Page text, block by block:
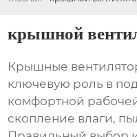
крышной
Крышные
ключевую роль в
комфортной
скопление влаги,